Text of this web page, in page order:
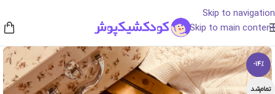
Skip to navigation
Skip to main content
-14%
تمام‌شد